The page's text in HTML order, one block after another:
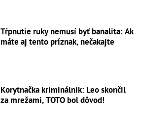
Tŕpnutie ruky nemusí byť banalita: Ak
máte aj tento príznak, nečakajte
Korytnačka kriminálnik: Leo skončil
za mrežami, TOTO bol dôvod!